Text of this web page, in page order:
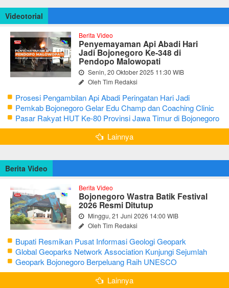
Videotorial
Berita Video
Penyemayaman Api Abadi Hari
Jadi Bojonegoro Ke-348 di
Pendopo Malowopati
Senin, 20 Oktober 2025 11:30 WIB
Oleh Tim Redaksi
Prosesi Pengambilan Api Abadi Peringatan Hari Jadi
Bojonegoro Ke-348
Pemkab Bojonegoro Gelar Edu Champ dan Coaching Clinic
Seni Reog dan Jaranan
Pasar Rakyat HUT Ke-80 Provinsi Jawa Timur di Bojonegoro
Lainnya
Berita Video
Berita Video
Bojonegoro Wastra Batik Festival
2026 Resmi Ditutup
Minggu, 21 Juni 2026 14:00 WIB
Oleh Tim Redaksi
Bupati Resmikan Pusat Informasi Geologi Geopark
Bojonegoro
Global Geoparks Network Association Kunjungi Sejumlah
Geosite di Bojonegoro
Geopark Bojonegoro Berpeluang Raih UNESCO
Global Geopark
Lainnya